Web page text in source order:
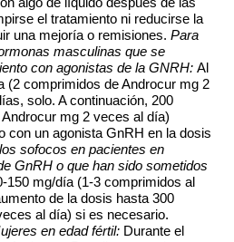
el tratamiento ni reducirse la
una mejoría o remisiones. Para
masculinas que se
con agonistas de la GNRH: Al
(2 comprimidos de Androcur mg 2
solo. A continuación, 200
mg 2 veces al día)
con un agonista GnRH en la dosis
sofocos en pacientes en
GnRH o que han sido sometidos
150 mg/día (1-3 comprimidos al
de la dosis hasta 300
al día) si es necesario.
en edad fértil: Durante el